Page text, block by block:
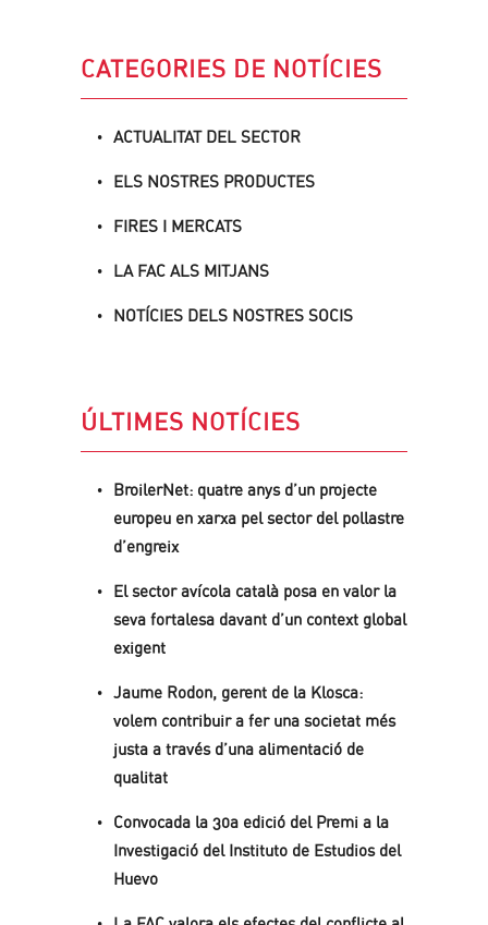
CATEGORIES DE NOTÍCIES
ACTUALITAT DEL SECTOR
ELS NOSTRES PRODUCTES
FIRES I MERCATS
LA FAC ALS MITJANS
NOTÍCIES DELS NOSTRES SOCIS
ÚLTIMES NOTÍCIES
BroilerNet: quatre anys d’un projecte
europeu en xarxa pel sector del pollastre
d’engreix
El sector avícola català posa en valor la
seva fortalesa davant d’un context global
exigent
Jaume Rodon, gerent de la Klosca:
volem contribuir a fer una societat més
justa a través d’una alimentació de
qualitat
Convocada la 30a edició del Premi a la
Investigació del Instituto de Estudios del
Huevo